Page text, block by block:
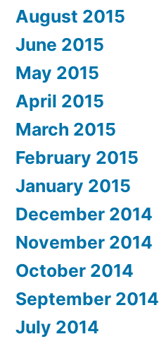
August 2015
June 2015
May 2015
April 2015
March 2015
February 2015
January 2015
December 2014
November 2014
October 2014
September 2014
July 2014